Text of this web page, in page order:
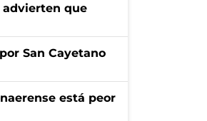
advierten que
San Cayetano
está peor